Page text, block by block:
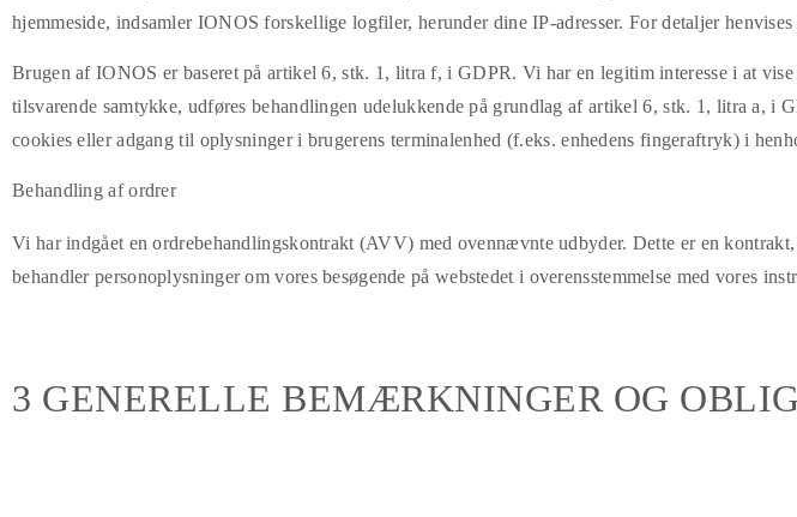
hjemmeside, indsamler IONOS forskellige logfiler, herunder dine IP-adresser. For detaljer
Brugen af IONOS er baseret på artikel 6, stk. 1, litra f, i GDPR. Vi har en legitim interesse i at
tilsvarende samtykke, udføres behandlingen udelukkende på grundlag af artikel 6, stk. 1, litra a,
cookies eller adgang til oplysninger i brugerens terminalenhed (f.eks. enhedens fingeraftryk) i
Behandling af ordrer
Vi har indgået en ordrebehandlingskontrakt (AVV) med ovennævnte udbyder. Dette er en
behandler personoplysninger om vores besøgende på webstedet i overensstemmelse med vores
3 GENERELLE BEMÆRKNINGER OG